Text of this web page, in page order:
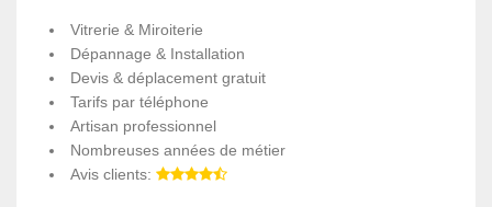
Vitrerie & Miroiterie
Dépannage & Installation
Devis & déplacement gratuit
Tarifs par téléphone
Artisan professionnel
Nombreuses années de métier
Avis clients: